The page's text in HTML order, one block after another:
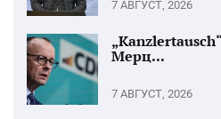
7 АВГУСТ, 2026
Мерц...
7 АВГУСТ, 2026